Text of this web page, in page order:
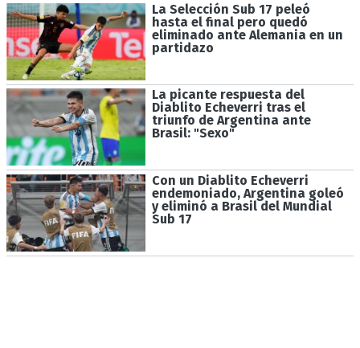
La Selección Sub 17 peleó
hasta el final pero quedó
eliminado ante Alemania en un
partidazo
La picante respuesta del
Diablito Echeverri tras el
triunfo de Argentina ante
Brasil: "Sexo"
Con un Diablito Echeverri
endemoniado, Argentina goleó
y eliminó a Brasil del Mundial
Sub 17